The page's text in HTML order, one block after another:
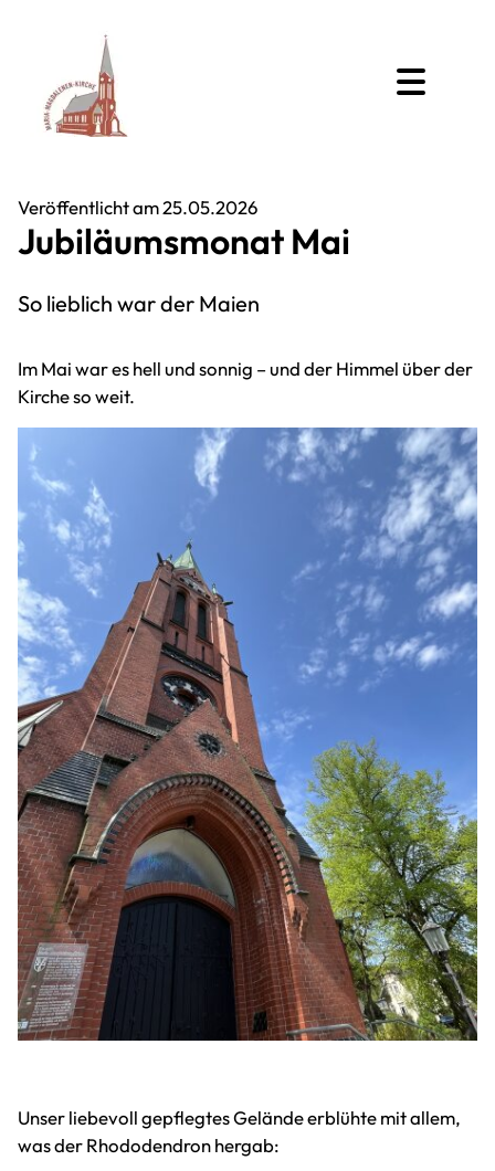
Veröffentlicht am 25.05.2026
Jubiläumsmonat Mai
So lieblich war der Maien
Im Mai war es hell und sonnig – und der Himmel über der
Kirche so weit.
Unser liebevoll gepflegtes Gelände erblühte mit allem,
was der Rhododendron hergab: